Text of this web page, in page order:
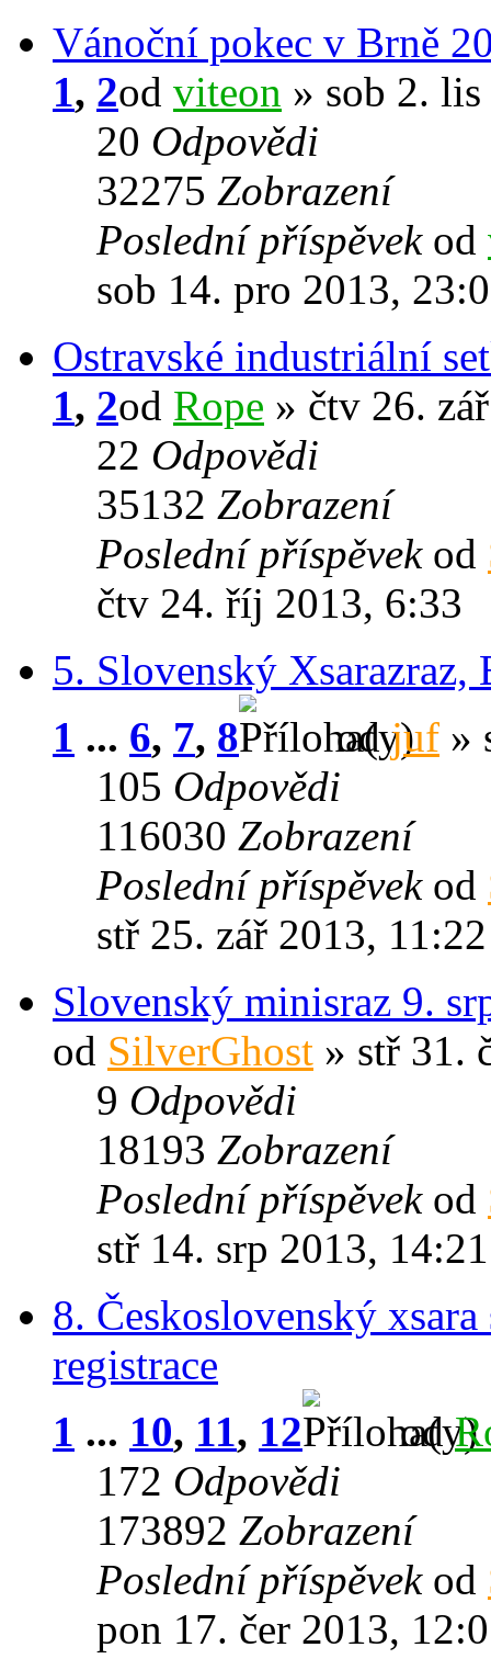
Vánoční pokec v Brně
1, 2od viteon » sob 2.
20 Odpovědi
32275 Zobrazení
Poslední příspěvek od
sob 14. pro 2013,
Ostravské industriální
1, 2od Rope » čtv 26.
22 Odpovědi
35132 Zobrazení
Poslední příspěvek od
čtv 24. říj 2013, 6:33
5. Slovenský Xsarazraz,
1 ... 6, 7, 8 odjuf »
105 Odpovědi
116030 Zobrazení
Poslední příspěvek od
stř 25. zář 2013, 11:22
Slovenský minisraz 9.
od SilverGhost » stř 31.
9 Odpovědi
18193 Zobrazení
Poslední příspěvek od
stř 14. srp 2013, 14:21
8. Československý
registrace
1 ... 10, 11, 12 od
172 Odpovědi
173892 Zobrazení
Poslední příspěvek od
pon 17. čer 2013,